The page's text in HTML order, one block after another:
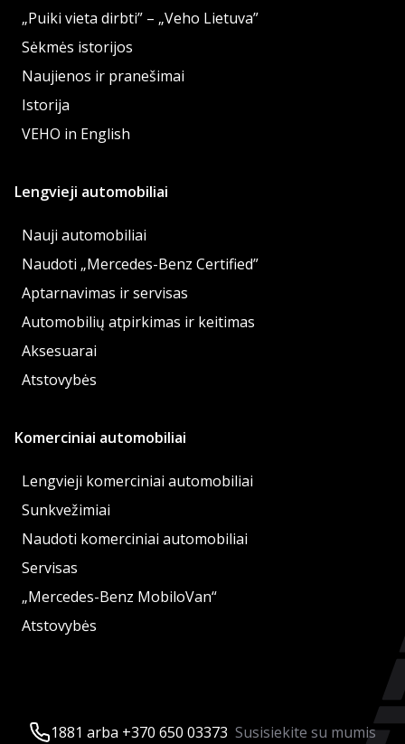
„Puiki vieta dirbti” – „Veho Lietuva”
Sėkmės istorijos
Naujienos ir pranešimai
Istorija
VEHO in English
Lengvieji automobiliai
Nauji automobiliai
Naudoti „Mercedes-Benz Certified”
Aptarnavimas ir servisas
Automobilių atpirkimas ir keitimas
Aksesuarai
Atstovybės
Komerciniai automobiliai
Lengvieji komerciniai automobiliai
Sunkvežimiai
Naudoti komerciniai automobiliai
Servisas
„Mercedes-Benz MobiloVan“
Atstovybės
1881 arba +370 650 03373 Susisiekite su mumis